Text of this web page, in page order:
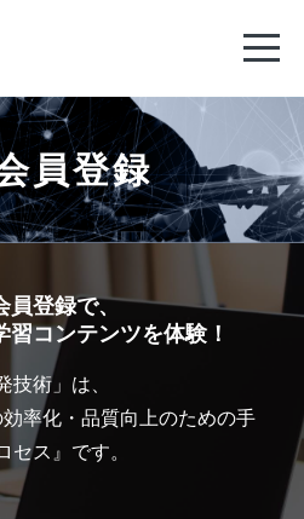
員登録
員登録で、
コンテンツを体験！
技術」は、
効率化・品質向上のための手
セス』です。